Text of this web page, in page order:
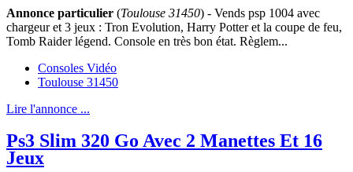
Annonce particulier (Toulouse 31450) - Vends psp 1004 avec
chargeur et 3 jeux : Tron Evolution, Harry Potter et la coupe de feu,
Tomb Raider légend. Console en très bon état. Règlem...
Consoles Vidéo
Toulouse 31450
Lire l'annonce ...
Ps3 Slim 320 Go Avec 2 Manettes Et 16
Jeux